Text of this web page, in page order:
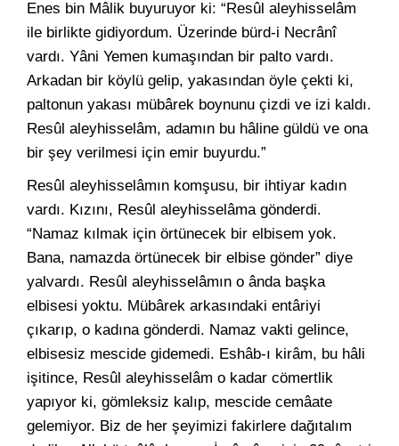
Enes bin Mâlik buyuruyor ki: “Resûl aleyhisselâm
ile birlikte gidiyordum. Üzerinde bürd-i Necrânî
vardı. Yâni Yemen kumaşından bir palto vardı.
Arkadan bir köylü gelip, yakasından öyle çekti ki,
paltonun yakası mübârek boynunu çizdi ve izi kaldı.
Resûl aleyhisselâm, adamın bu hâline güldü ve ona
bir şey verilmesi için emir buyurdu.”
Resûl aleyhisselâmın komşusu, bir ihtiyar kadın
vardı. Kızını, Resûl aleyhisselâma gönderdi.
“Namaz kılmak için örtünecek bir elbisem yok.
Bana, namazda örtünecek bir elbise gönder” diye
yalvardı. Resûl aleyhisselâmın o ânda başka
elbisesi yoktu. Mübârek arkasındaki entâriyi
çıkarıp, o kadına gönderdi. Namaz vakti gelince,
elbisesiz mescide gidemedi. Eshâb-ı kirâm, bu hâli
işitince, Resûl aleyhisselâm o kadar cömertlik
yapıyor ki, gömleksiz kalıp, mescide cemâate
gelemiyor. Biz de her şeyimizi fakirlere dağıtalım